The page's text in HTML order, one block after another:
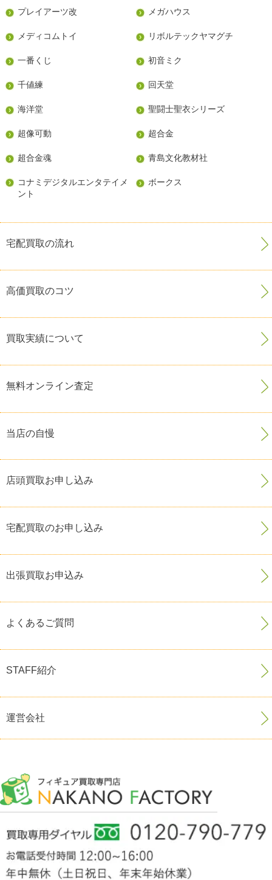
プレイアーツ改 メガハウス
メディコムトイ リボルテックヤマグチ
一番くじ 初音ミク
千値練 回天堂
海洋堂 聖闘士聖衣シリーズ
超像可動 超合金
超合金魂 青島文化教材社
コナミデジタルエンタテイメ
ント
ボークス
宅配買取の流れ
高価買取のコツ
買取実績について
無料オンライン査定
当店の自慢
店頭買取お申し込み
宅配買取のお申し込み
出張買取お申込み
よくあるご質問
STAFF紹介
運営会社